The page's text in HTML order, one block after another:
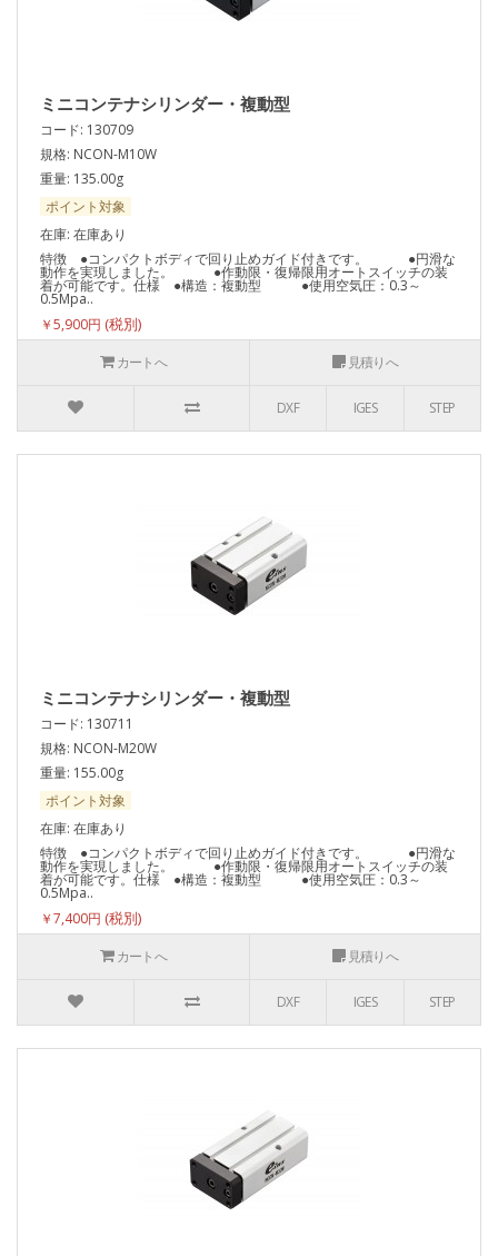
ミニコンテナシリンダー・複動型
コード: 130709
規格: NCON-M10W
重量: 135.00g
ポイント対象
在庫: 在庫あり
特徴 ●コンパクトボディで回り止めガイド付きです。 ●円滑な
動作を実現しました。 ●作動限・復帰限用オートスイッチの装
着が可能です。仕様 ●構造：複動型 ●使用空気圧：0.3～
0.5Mpa..
￥5,900円
カートへ
見積りへ
DXF IGES STEP
ミニコンテナシリンダー・複動型
コード: 130711
規格: NCON-M20W
重量: 155.00g
ポイント対象
在庫: 在庫あり
特徴 ●コンパクトボディで回り止めガイド付きです。 ●円滑な
動作を実現しました。 ●作動限・復帰限用オートスイッチの装
着が可能です。仕様 ●構造：複動型 ●使用空気圧：0.3～
0.5Mpa..
￥7,400円
カートへ
見積りへ
DXF IGES STEP